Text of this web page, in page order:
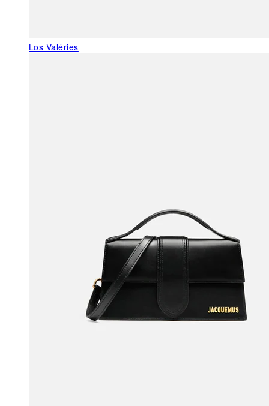
Los Valéries